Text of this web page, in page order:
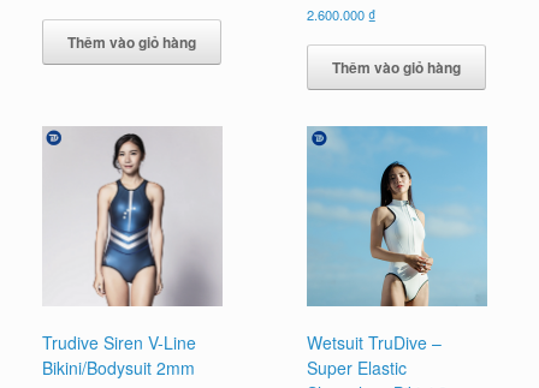
Thêm vào giỏ hàng
2.600.000₫
Thêm vào giỏ hàng
Trudive Siren V-Line
Bikini/Bodysuit 2mm
Wetsuit TruDive –
Super Elastic